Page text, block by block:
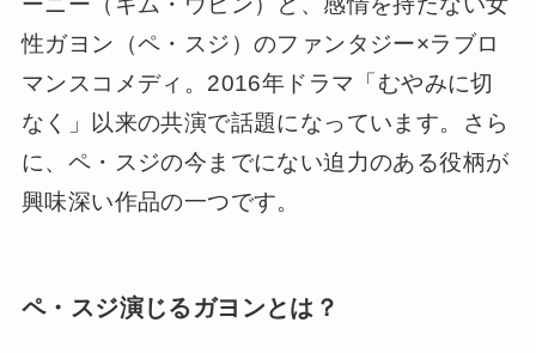
性ガヨン（ペ・スジ）のファンタジー×ラブロ
マンスコメディ。2016年ドラマ「むやみに切
なく」以来の共演で話題になっています。さら
に、ペ・スジの今までにない迫力のある役柄が
興味深い作品の一つです。
ペ・スジ演じるガヨンとは？